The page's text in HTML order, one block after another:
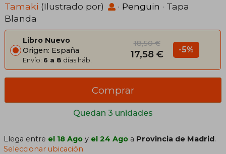
Tamaki (Ilustrado por) · Penguin · Tapa
Blanda
Libro Nuevo
Origen: España
Envío: 6 a 8 días háb.
18,50 €
17,58 € -5%
Quedan 3 unidades
Comprar
Llega entre el 18 Ago y el 24 Ago a Provincia de Madrid.
Seleccionar ubicación